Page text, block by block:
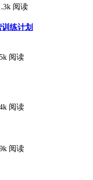
阅读
练计划
阅读
阅读
阅读